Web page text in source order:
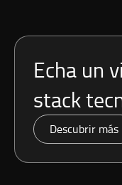
Echa un
stack
Descubrir más